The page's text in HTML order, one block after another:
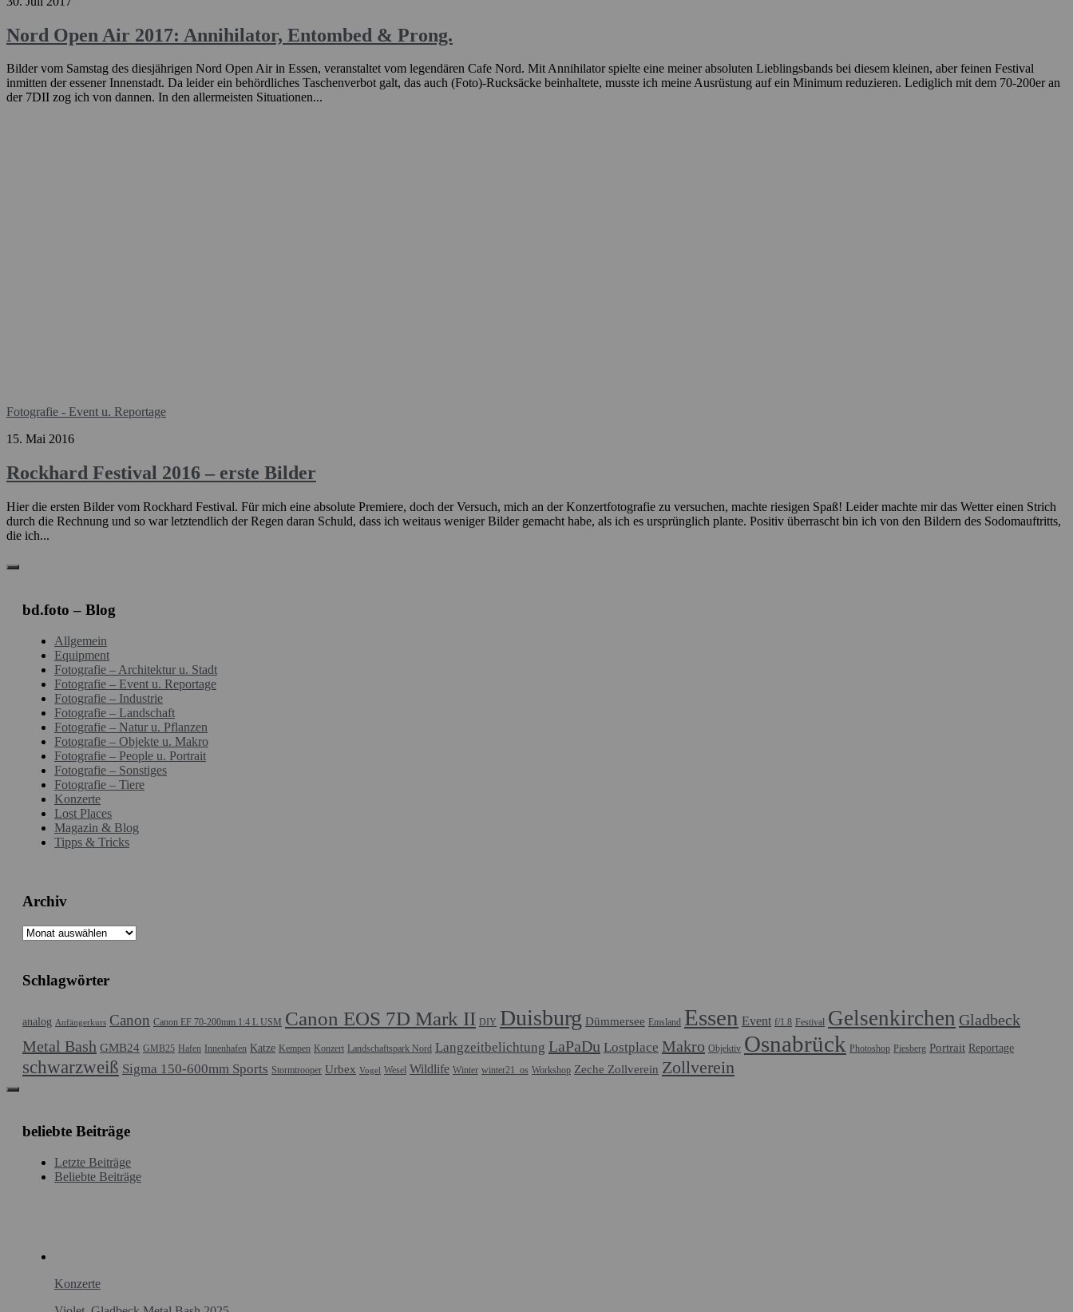
Nord Open Air 2017: Annihilator, Entombed & Prong.
Bilder vom Samstag des diesjährigen Nord Open Air in Essen, veranstaltet vom legendären Cafe Nord. Mit Annihilator spielte eine meiner absoluten Lieblingsbands bei diesem kleinen, aber feinen Festival
inmitten der essener Innenstadt. Da leider ein behördliches Taschenverbot galt, das auch (Foto)-Rucksäcke beinhaltete, musste ich meine Ausrüstung auf ein Minimum reduzieren. Lediglich mit dem 70-200er an
der 7DII zog ich von dannen. In den allermeisten Situationen...
Fotografie - Event u. Reportage
15. Mai 2016
Rockhard Festival 2016 – erste Bilder
Hier die ersten Bilder vom Rockhard Festival. Für mich eine absolute Premiere, doch der Versuch, mich an der Konzertfotografie zu versuchen, machte riesigen Spaß! Leider machte mir das Wetter einen Strich
durch die Rechnung und so war letztendlich der Regen daran Schuld, dass ich weitaus weniger Bilder gemacht habe, als ich es ursprünglich plante. Positiv überrascht bin ich von den Bildern des Sodomauftritts,
die ich...
bd.foto – Blog
Allgemein
Equipment
Fotografie – Architektur u. Stadt
Fotografie – Event u. Reportage
Fotografie – Industrie
Fotografie – Landschaft
Fotografie – Natur u. Pflanzen
Fotografie – Objekte u. Makro
Fotografie – People u. Portrait
Fotografie – Sonstiges
Fotografie – Tiere
Konzerte
Lost Places
Magazin & Blog
Tipps & Tricks
Archiv
Archiv
Schlagwörter
analog Anfängerkurs Canon Canon EF 70-200mm 1:4 L USM Canon EOS 7D Mark II DIY Duisburg Dümmersee Emsland Essen Event f/1.8 Festival Gelsenkirchen Gladbeck
Metal Bash GMB24 GMB25 Hafen Innenhafen Katze Kempen Konzert Landschaftspark Nord Langzeitbelichtung LaPaDu Lostplace Makro Objektiv Osnabrück Photoshop Piesberg Portrait Reportage
schwarzweiß Sigma 150-600mm Sports Stormtrooper Urbex Vogel Wesel Wildlife Winter winter21_os Workshop Zeche Zollverein Zollverein
beliebte Beiträge
Letzte Beiträge
Beliebte Beiträge
Konzerte